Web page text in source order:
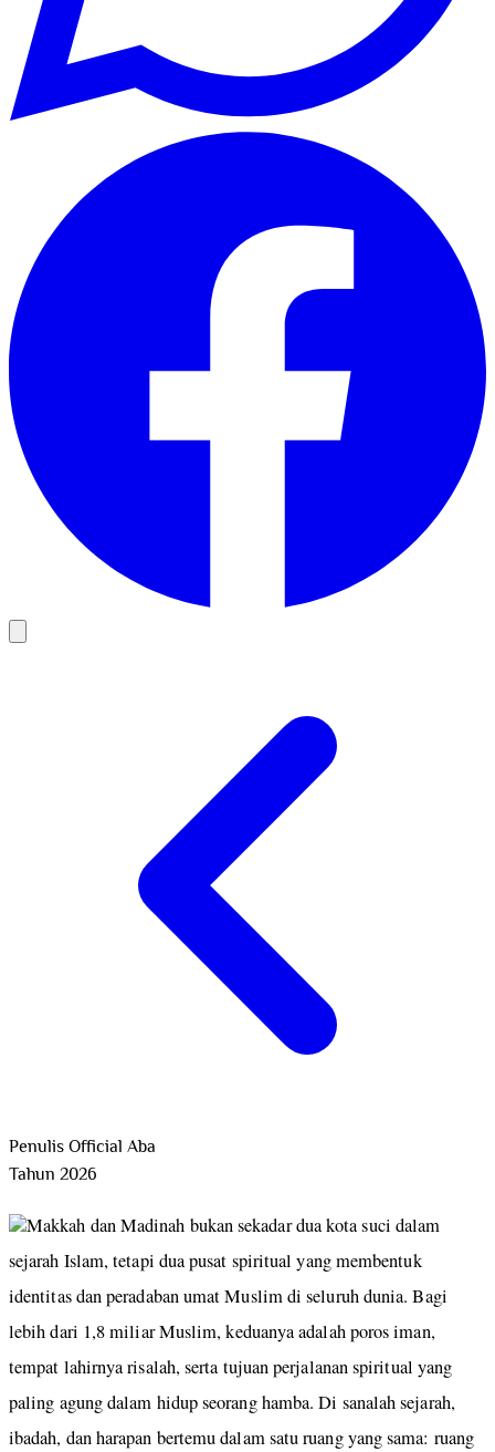
PenulisOfficial Aba
Tahun 2026
Makkah dan Madinah bukan sekadar dua kota suci dalam
sejarah Islam, tetapi dua pusat spiritual yang membentuk
identitas dan peradaban umat Muslim di seluruh dunia. Bagi
lebih dari 1,8 miliar Muslim, keduanya adalah poros iman,
tempat lahirnya risalah, serta tujuan perjalanan spiritual yang
paling agung dalam hidup seorang hamba. Di sanalah sejarah,
ibadah, dan harapan bertemu dalam satu ruang yang sama: ruang